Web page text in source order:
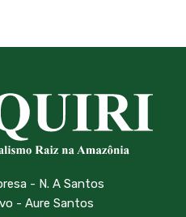
- N. A Santos
- Aure Santos